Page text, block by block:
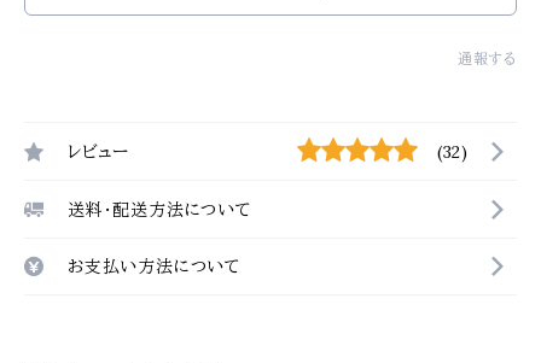
通報する
レビュー (32)
送料・配送方法について
お支払い方法について